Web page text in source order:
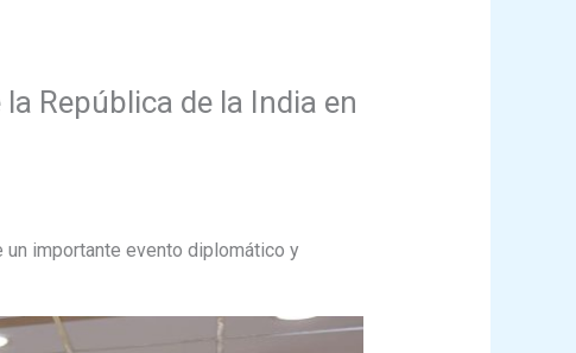
República de la India en
un importante evento diplomático y